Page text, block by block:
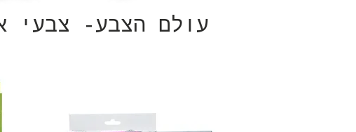
עולם הצבע- צבעי